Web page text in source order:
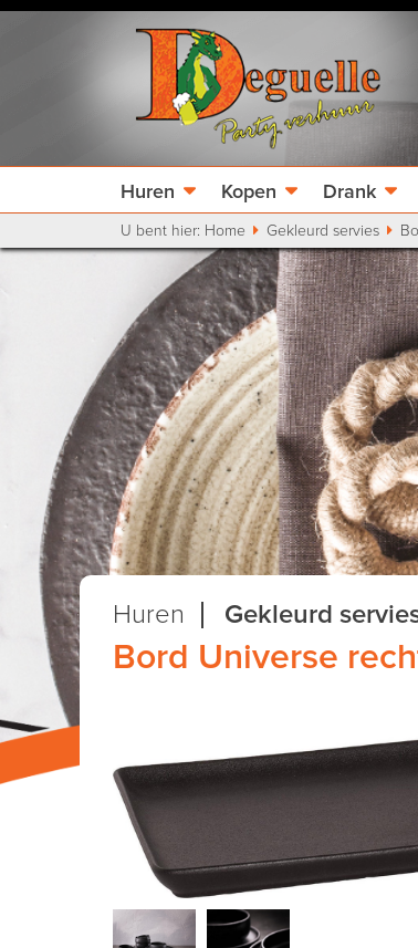
Huren Kopen Drank
U bent hier: Home Gekleurd servies
Huren Gekleurd
Bord Universe